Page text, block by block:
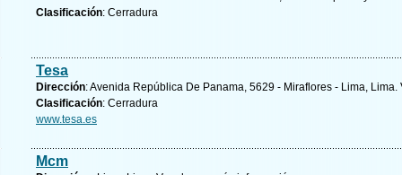
Clasificación: Cerradura
Tesa
Dirección: Avenida República De Panama, 5629 - Miraflores - Lima, Lima.
Clasificación: Cerradura
www.tesa.es
Mcm